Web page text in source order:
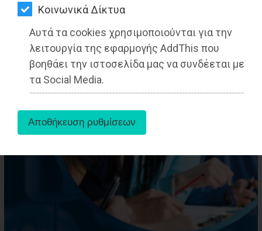
Kοινωνικά Δίκτυα
Αυτά τα cookies χρησιμοποιούνται για την
λειτουργία της εφαρμογής AddThis που
βοηθάει την ιστοσελίδα μας να συνδέεται με
τα Social Media.
ΨΙΘΥΡΟΙ
ΑΠΟΣΤΟΛΗ
ΑΡΘΡΩΝ